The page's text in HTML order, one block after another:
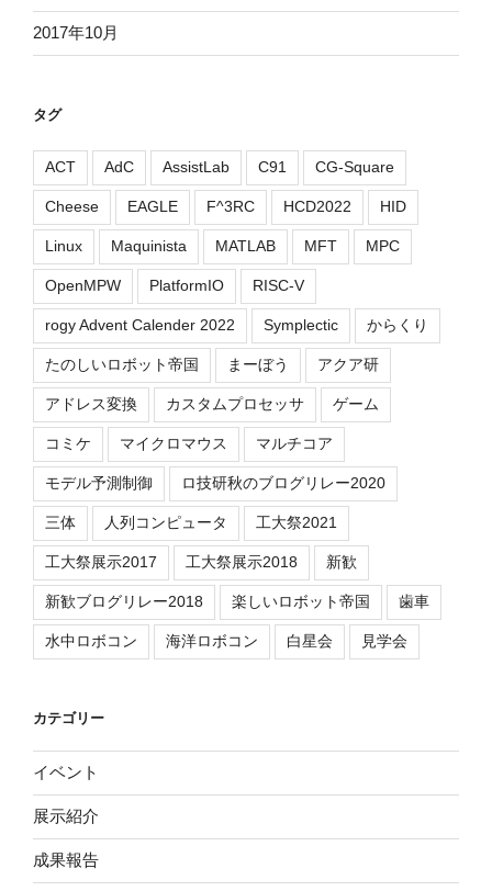
2017年10月
タグ
ACT AdC AssistLab C91 CG-Square
Cheese EAGLE F^3RC HCD2022 HID
Linux Maquinista MATLAB MFT MPC
OpenMPW PlatformIO RISC-V
rogy Advent Calender 2022 Symplectic からくり
たのしいロボット帝国 まーぼう アクア研
アドレス変換 カスタムプロセッサ ゲーム
コミケ マイクロマウス マルチコア
モデル予測制御 ロ技研秋のブログリレー2020
三体 人列コンピュータ 工大祭2021
工大祭展示2017 工大祭展示2018 新歓
新歓ブログリレー2018 楽しいロボット帝国 歯車
水中ロボコン 海洋ロボコン 白星会 見学会
カテゴリー
イベント
展示紹介
成果報告